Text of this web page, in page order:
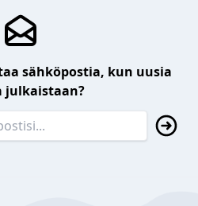
sähköpostia, kun uusia
julkaistaan?